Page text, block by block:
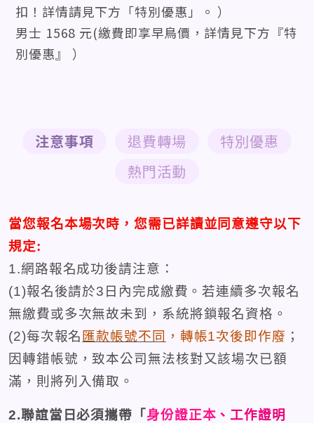
扣！詳情請見下方「特別優惠」。 ）
男士 1568 元(繳費即享早鳥價，詳情見下方『特
別優惠』 ）
注意事項 退費轉場
特別優惠
熱門活動
當您報名本場次時，您需已詳讀並同意遵守以下
規定:
1.網路報名成功後請注意：
(1)報名後請於3日內完成繳費。若連續多次報名
無繳費或多次無故未到，系統將鎖報名資格。
(2)每次報名 匯款帳號不同 ，轉帳1次後即作廢 ；
因轉錯帳號，致本公司無法核對又該場次已額
滿，則將列入備取。
2.聯誼當日必須攜帶「 身份證正本 、工作證明